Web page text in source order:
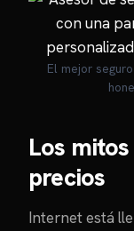
El mejor
Los
precios
Internet está